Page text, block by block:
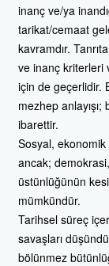
inanç ve/ya
tarikat/cemaat
kavramdır.
ve inanç kriterleri
için de geçerlidir.
mezhep
ibarettir.
Sosyal,
ancak;
üstünlüğünün
mümkündür.
Tarihsel süreç
savaşları
bölünmez